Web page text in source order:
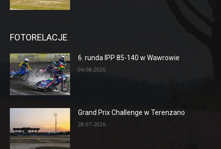
FOTORELACJE
6. runda IPP 85-140 w Wawrowie
06-08-2026
Grand Prix Challenge w Terenzano
28-07-2026